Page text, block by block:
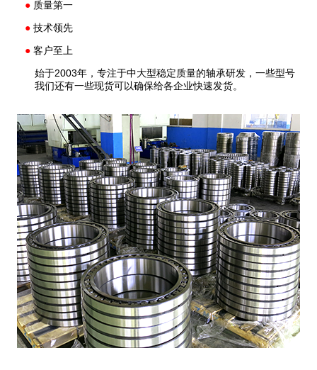
● 质量第一
● 技术领先
● 客户至上
始于2003年，专注于中大型稳定质量的轴承研发，一些型号
我们还有一些现货可以确保给各企业快速发货。